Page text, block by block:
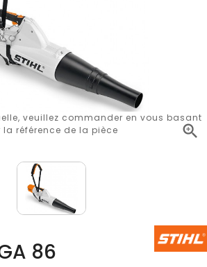

veuillez commander en vous basant
la référence de la pièce
86